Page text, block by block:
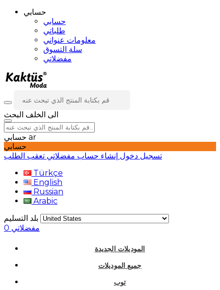
حسابي
حسابي
طلباتي
معلومات عنواني
سلة التسوق
مفضلاتي
الى الخلف البحث
ar
حسابي
تسجيل دخول إنشاء حساب مفضلاتي تعقب الطلب
Türkçe
English
Russian
Arabic
بلد التسليم
مفضلاتي 0
الموديلات الجديدة
جميع الموديلات
توب